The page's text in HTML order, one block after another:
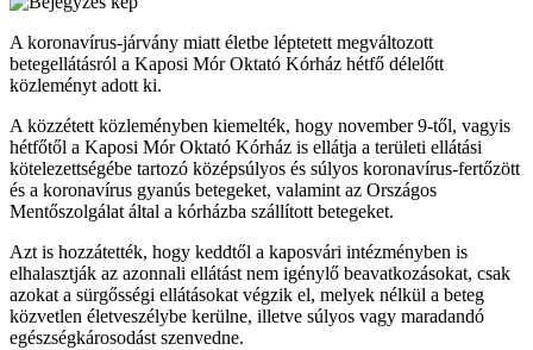
A koronavírus-járvány miatt életbe léptetett megváltozott
betegellátásról a Kaposi Mór Oktató Kórház hétfő délelőtt
közleményt adott ki.
A közzétett közleményben kiemelték, hogy november 9-től, vagyis
hétfőtől a Kaposi Mór Oktató Kórház is ellátja a területi ellátási
kötelezettségébe tartozó középsúlyos és súlyos koronavírus-fertőzött
és a koronavírus gyanús betegeket, valamint az Országos
Mentőszolgálat által a kórházba szállított betegeket.
Azt is hozzátették, hogy keddtől a kaposvári intézményben is
elhalasztják az azonnali ellátást nem igénylő beavatkozásokat, csak
azokat a sürgősségi ellátásokat végzik el, melyek nélkül a beteg
közvetlen életveszélybe kerülne, illetve súlyos vagy maradandó
egészségkárosodást szenvedne.